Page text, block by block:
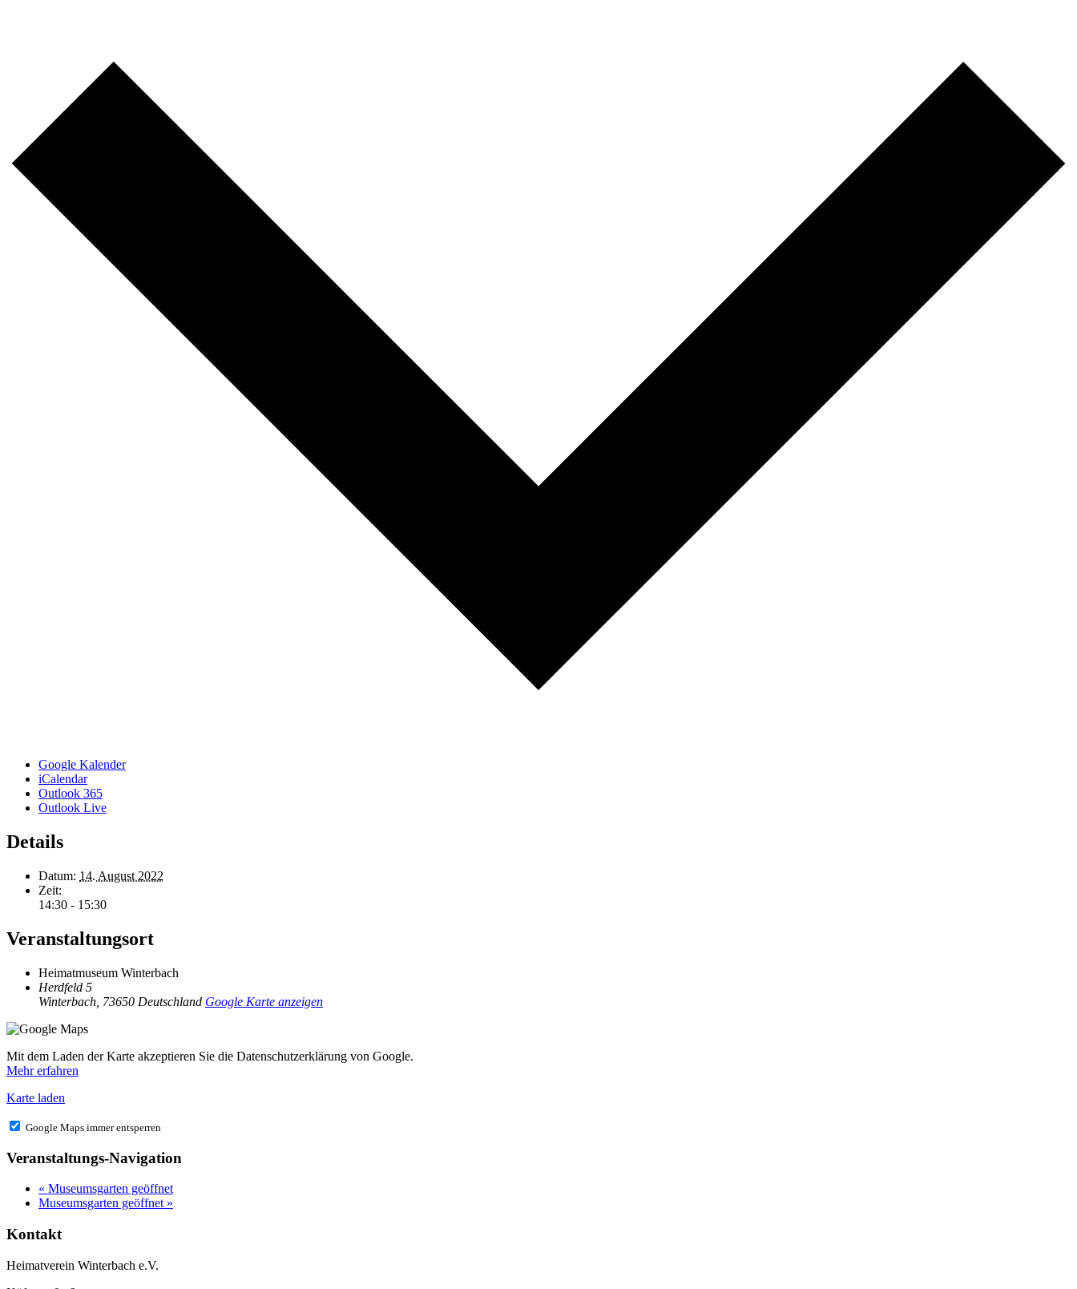
Google Kalender
iCalendar
Outlook 365
Outlook Live
Details
Datum: 14. August 2022
Zeit:
14:30 - 15:30
Veranstaltungsort
Heimatmuseum Winterbach
Herdfeld 5
Winterbach 73650 Deutschland Google Karte anzeigen
Mit dem Laden der Karte akzeptieren Sie die Datenschutzerklärung von Google.
Mehr erfahren
Karte laden
Google Maps immer entsperren
Veranstaltungs-Navigation
« Museumsgarten geöffnet
Museumsgarten geöffnet »
Kontakt
Heimatverein Winterbach e.V.